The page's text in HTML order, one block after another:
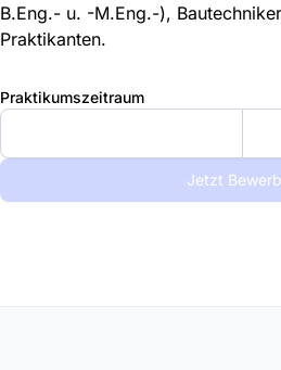
B.Eng.- u. -M.Eng.-),
Praktikanten.
Praktikumszeitraum
Jetzt